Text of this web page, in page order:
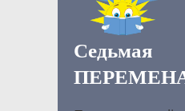
Седьмая